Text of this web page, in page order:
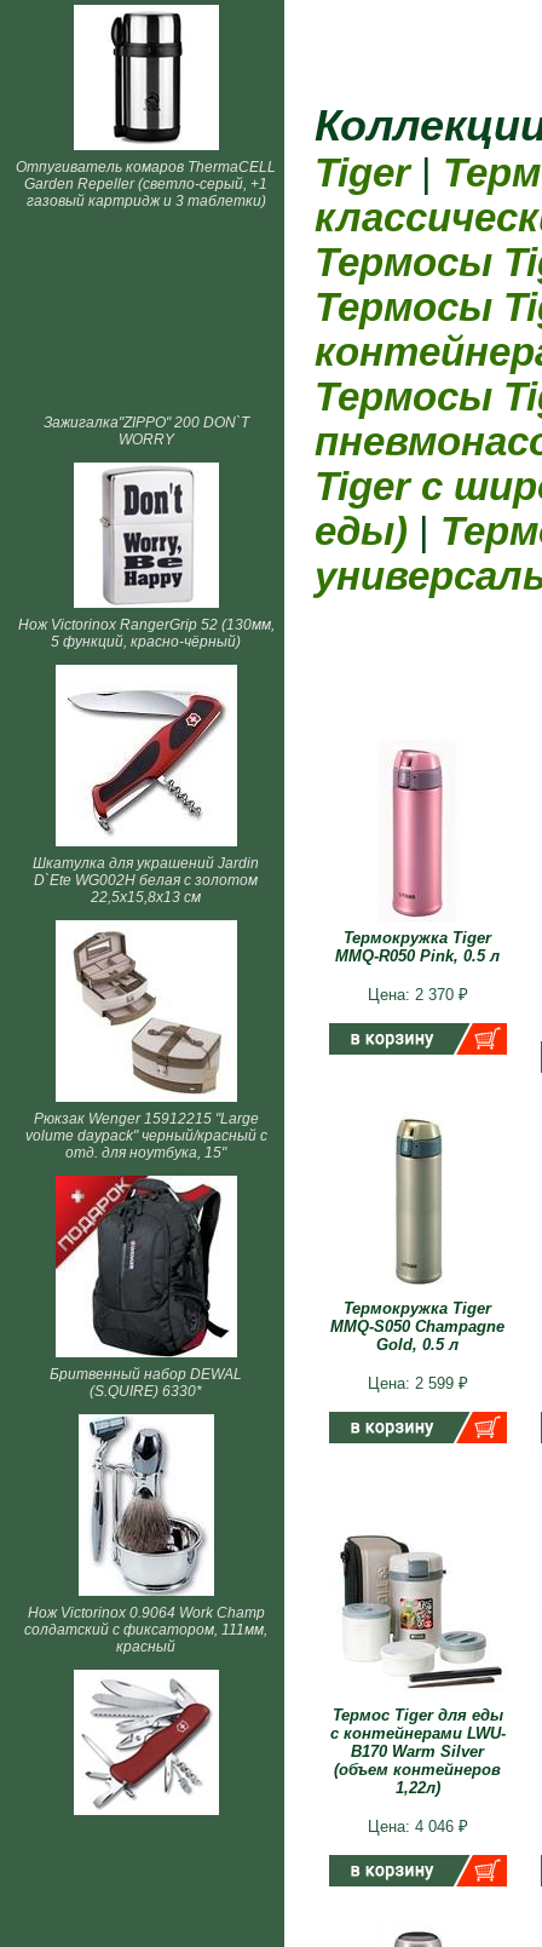
Отпугиватель комаров ThermaCELL
Garden Repeller (светло-серый, +1
газовый картридж и 3 таблетки)
Зажигалка"ZIPPO" 200 DON`T
WORRY
Нож Victorinox RangerGrip 52 (130мм,
5 функций, красно-чёрный)
Шкатулка для украшений Jardin
D`Ete WG002H белая с золотом
22,5х15,8х13 см
Рюкзак Wenger 15912215 "Large
volume daypack" черный/красный с
отд. для ноутбука, 15"
Бритвенный набор DEWAL
(S.QUIRE) 6330*
Нож Victorinox 0.9064 Work Champ
солдатский с фиксатором, 111мм,
красный
Tiger|
Термосы
Термосы
Термосы
Tiger с
еды)
Термокружка Tiger
MMQ-R050 Pink, 0.5 л
Цена: 2 370 ₽
Термокружка Tiger
MMQ-S050 Champagne
Gold, 0.5 л
Цена: 2 599 ₽
Термос Tiger для еды
с контейнерами LWU-
B170 Warm Silver
(объем контейнеров
1,22л)
Цена: 4 046 ₽